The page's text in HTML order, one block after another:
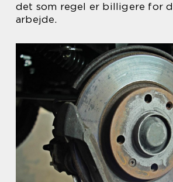
det som regel er billigere for
arbejde.